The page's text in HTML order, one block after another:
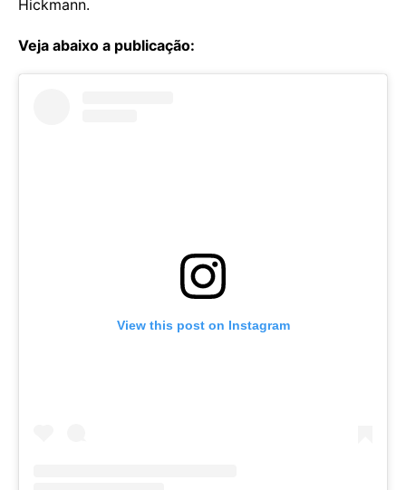
Hickmann.
Veja abaixo a publicação:
View this post on Instagram